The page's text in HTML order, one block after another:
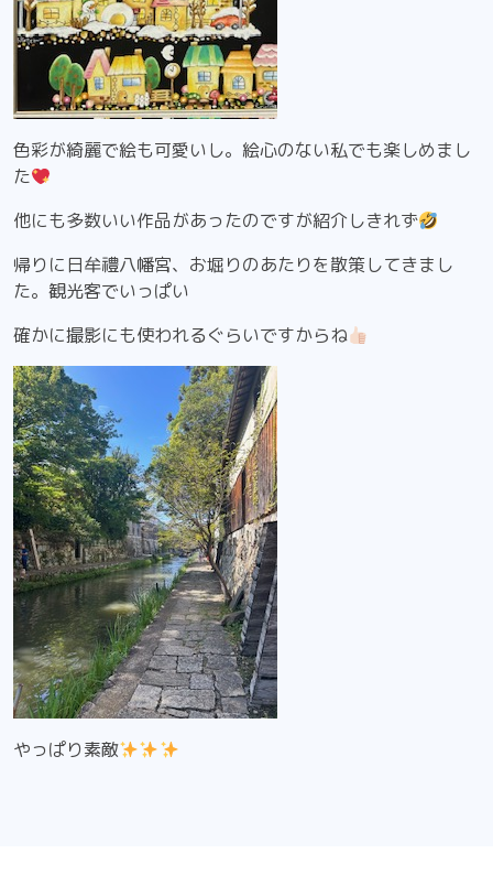
色彩が綺麗で絵も可愛いし。絵心のない私でも楽しめまし
た
他にも多数いい作品があったのですが紹介しきれず
帰りに日牟禮八幡宮、お堀りのあたりを散策してきまし
た。観光客でいっぱい
確かに撮影にも使われるぐらいですからね
やっぱり素敵